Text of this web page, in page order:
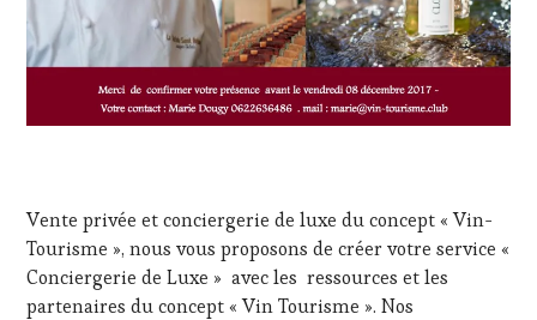
Vente privée et conciergerie de luxe du concept « Vin-
Tourisme », nous vous proposons de créer votre service «
Conciergerie de Luxe » avec les ressources et les
partenaires du concept « Vin Tourisme ». Nos